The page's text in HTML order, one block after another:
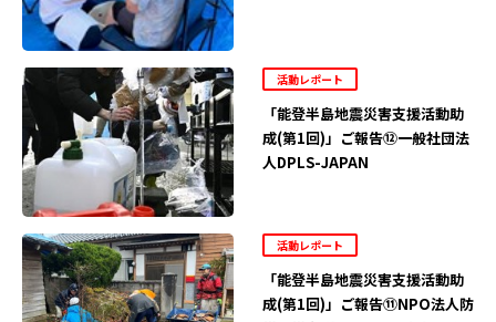
活動レポート
「能登半島地震災害支援活動助
成(第1回)」ご報告⑫一般社団法
人DPLS-JAPAN
活動レポート
「能登半島地震災害支援活動助
成(第1回)」ご報告⑪NPO法人防